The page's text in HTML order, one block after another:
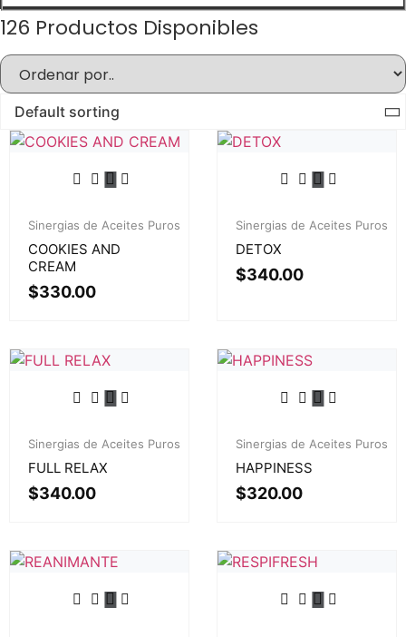
126 Productos Disponibles
Sinergias de Aceites Puros
COOKIES AND
CREAM
$330.00
Sinergias de Aceites Puros
DETOX
$340.00
Sinergias de Aceites Puros
FULL RELAX
$340.00
Sinergias de Aceites Puros
HAPPINESS
$320.00